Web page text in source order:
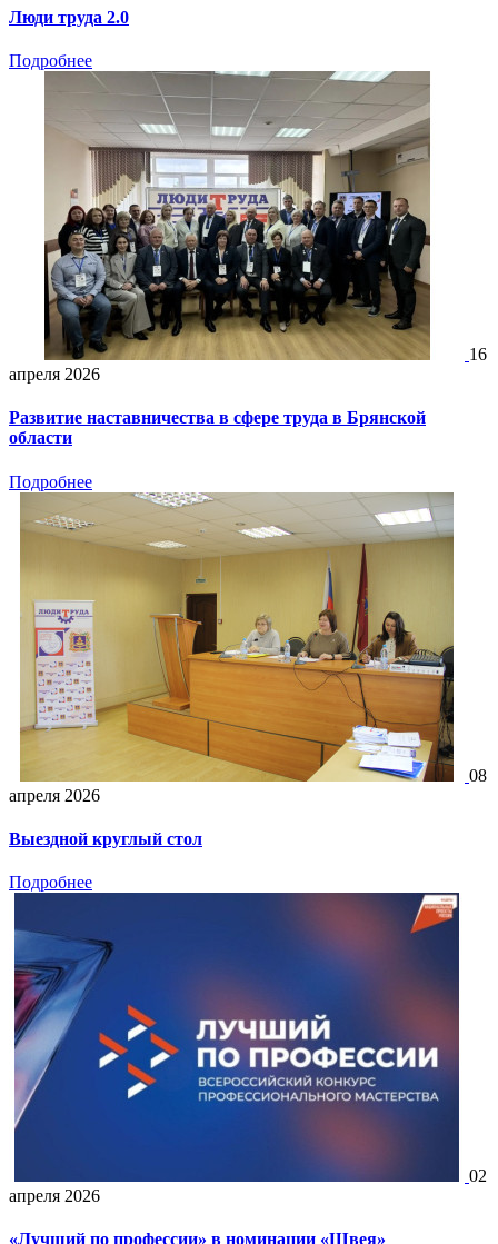
Люди труда 2.0
Подробнее
16
апреля 2026
Развитие наставничества в сфере труда в Брянской
области
Подробнее
08
апреля 2026
Выездной круглый стол
Подробнее
02
апреля 2026
«Лучший по профессии» в номинации «Швея»